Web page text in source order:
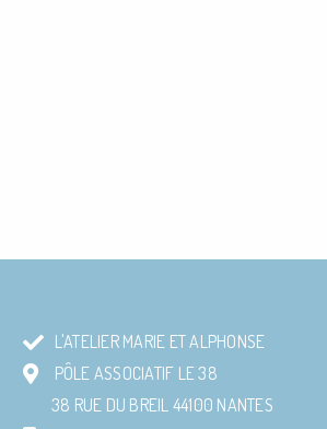
L'ATELIER MARIE ET ALPHONSE
PÔLE ASSOCIATIF LE 38
38 RUE DU BREIL 44100 NANTES